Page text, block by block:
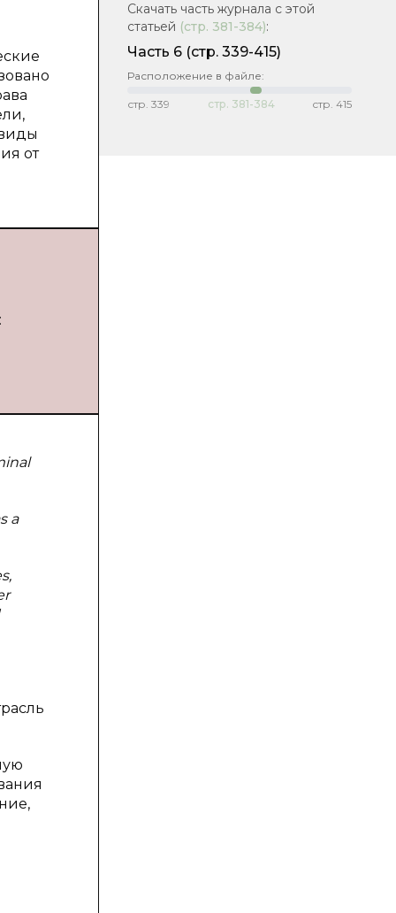
от
a
Скачать часть журнала с этой
статьей (стр. 381-384):
Часть 6 (стр. 339-415)
Расположение в файле:
стр. 339 стр. 381-384 стр. 415